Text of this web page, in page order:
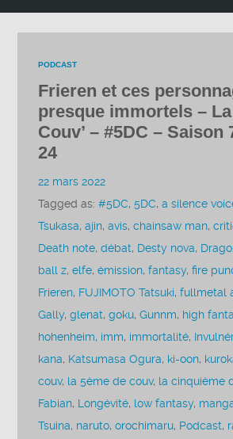
PODCAST
Frieren et ces
presque immortels –
Couv’ – #5DC – Saison
24
22 mars 2022
Tagged as:#5DC,5DC,a silence
Tsukasa,ajin,avis,chainsaw man,
Death note,débat, Desty nova,
ball z,elfe,émission,fantasy,fire
Frieren, FUJIMOTO Tatsuki,fullmetal
Gally,glenat,goku,Gunnm, high
hohenheim, imm, immortalité,
kana, Katsumasa Ogura, ki-oon,
couv, la 5ème de couv, la cinquième
Fabian, Longévité, low fantasy,
Tsuina, naruto,orochimaru, Podcast,